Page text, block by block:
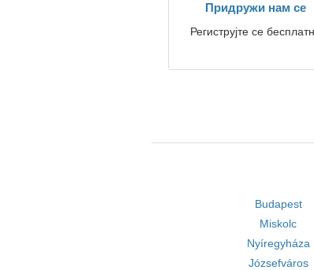
Придружи нам се
Региструјте се
Budapest
Miskolc
Nyíregyháza
Józsefváros